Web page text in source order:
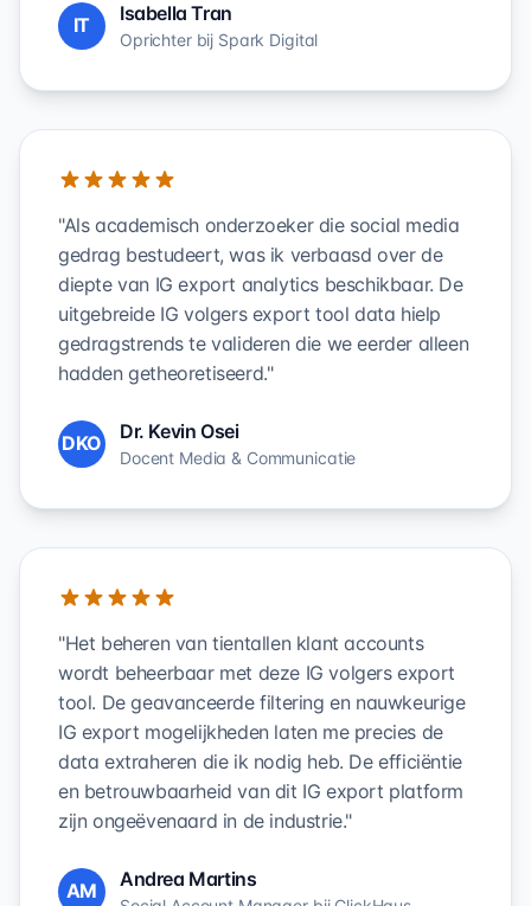
IT Isabella Tran
Oprichter bij Spark Digital
"Als academisch onderzoeker die social media
gedrag bestudeert, was ik verbaasd over de
diepte van IG export analytics beschikbaar. De
uitgebreide IG volgers export tool data hielp
gedragstrends te valideren die we eerder alleen
hadden getheoretiseerd."
DKO Dr. Kevin Osei
Docent Media & Communicatie
"Het beheren van tientallen klant accounts
wordt beheerbaar met deze IG volgers export
tool. De geavanceerde filtering en nauwkeurige
IG export mogelijkheden laten me precies de
data extraheren die ik nodig heb. De efficiëntie
en betrouwbaarheid van dit IG export platform
zijn ongeëvenaard in de industrie."
AM Andrea Martins